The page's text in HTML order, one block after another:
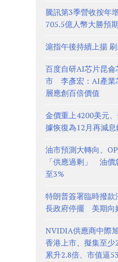
騰訊第3季營收按年
705.5億人幣大勝預期
滬指午後持續上揚
百度自研AI芯片昆
市 李彥宏：AI產業
層應創百倍價值
金價重上4200美元
據恢復為12月再減息
油市預測大轉向、
「供應過剩」 油價
至3%
特朗普簽署臨時撥
長政府停擺 美期向
NVIDIA供應商中際
香港上市、擬集至
累升2.8倍、市值逼